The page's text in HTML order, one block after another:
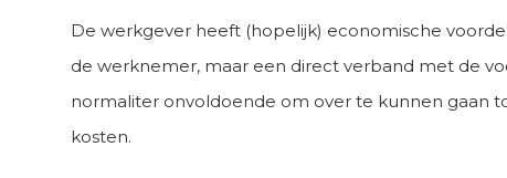
De werkgever heeft (hopelijk) economische
de werknemer, maar een direct verband met de
normaliter onvoldoende om over te kunnen gaan
kosten.